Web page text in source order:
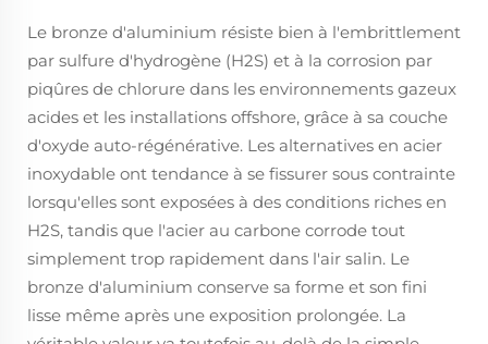
Le bronze d'aluminium résiste bien à l'embrittlement
par sulfure d'hydrogène (H2S) et à la corrosion par
piqûres de chlorure dans les environnements gazeux
acides et les installations offshore, grâce à sa couche
d'oxyde auto-régénérative. Les alternatives en acier
inoxydable ont tendance à se fissurer sous contrainte
lorsqu'elles sont exposées à des conditions riches en
H2S, tandis que l'acier au carbone corrode tout
simplement trop rapidement dans l'air salin. Le
bronze d'aluminium conserve sa forme et son fini
lisse même après une exposition prolongée. La